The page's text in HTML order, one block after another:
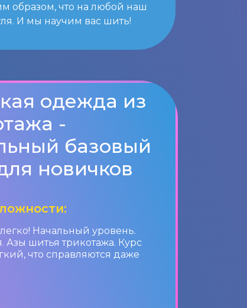
образом, что на любой наш
И мы научим вас шить!
одежда из
-
базовый
новичков
легко! Начальный уровень.
Азы шитья трикотажа. Курс
что справляются даже